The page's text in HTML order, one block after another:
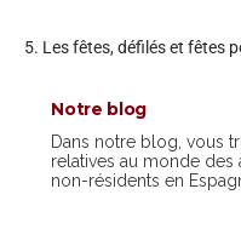
5. Les fêtes, défilés et fêtes
Notre blog
Dans notre blog, vous
relatives au monde des
non-résidents en